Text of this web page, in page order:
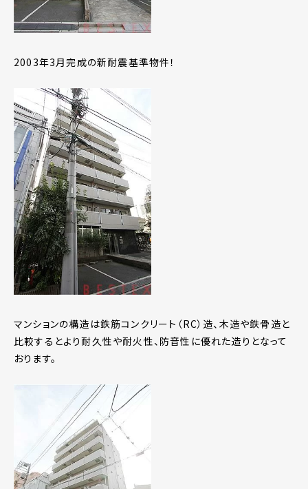
2003年3月完成の新耐震基準物件！
マンションの構造は鉄筋コンクリート（RC）造、木造や鉄骨造と
比較するとより耐久性や耐火性、防音性に優れた造りとなって
おります。